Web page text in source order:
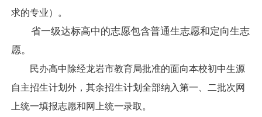
求的专业）。
省一级达标高中的志愿包含普通生志愿和定向生志
愿。
民办高中除经龙岩市教育局批准的面向本校初中生源
自主招生计划外，其余招生计划全部纳入第一、二批次网
上统一填报志愿和网上统一录取。